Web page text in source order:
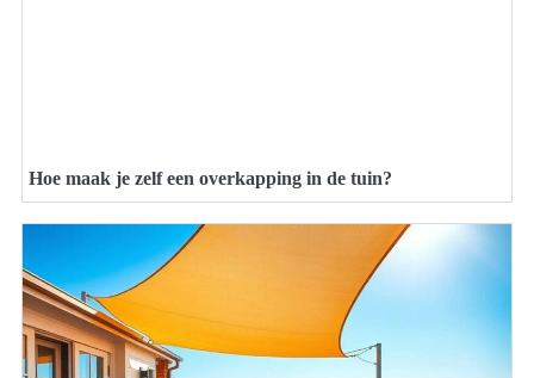
Hoe maak je zelf een overkapping in de tuin?